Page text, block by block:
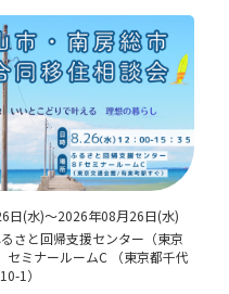
日(水)～2026年08月26日(水)
さと回帰支援センター（東京
セミナールームC （東京都千代
1）